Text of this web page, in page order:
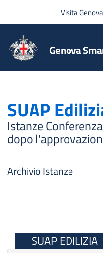
Salta al
Visita Genova
Genova
SUAP
Istanze
dopo
Archivio Istanze
SUAP EDILIZIA